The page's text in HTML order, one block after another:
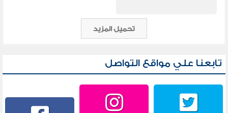
تحميل المزيد
تابعنا علي مواقع التواصل